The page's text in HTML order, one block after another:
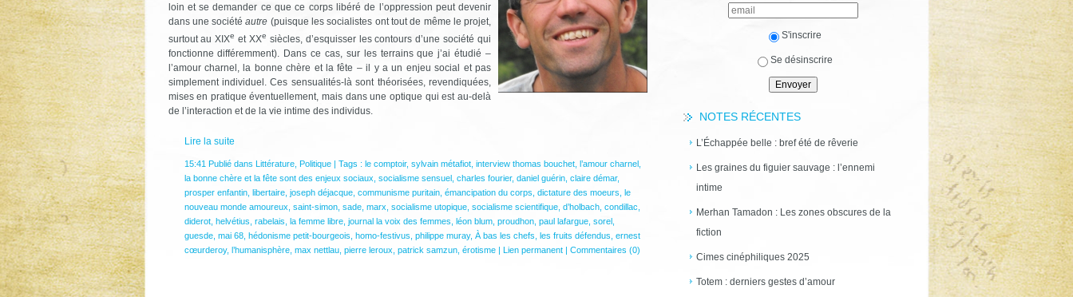
S'inscrire
Se désinscrire
NOTES RÉCENTES
L’Échappée belle : bref été de rêverie
Les graines du figuier sauvage : l’ennemi
intime
Merhan Tamadon : Les zones obscures de la
fiction
Cimes cinéphiliques 2025
Totem : derniers gestes d’amour
loin et se demander ce que ce corps libéré de l’oppression peut devenir
dans une sociétéautre (puisque les socialistes ont tout de même le projet,
surtout au XIXe et XXe siècles, d’esquisser les contours d’une société qui
fonctionne différemment). Dans ce cas, sur les terrains que j’ai étudié –
l’amour charnel, la bonne chère et la fête – il y a un enjeu social et pas
simplement individuel. Ces sensualités-là sont théorisées, revendiquées,
mises en pratique éventuellement, mais dans une optique qui est au-delà
de l’interaction et de la vie intime des individus.
Lire la suite
15:41 Publié dans Littérature, Politique| Tags : le comptoir, sylvain métafiot, interview thomas bouchet, l’amour charnel,
la bonne chère et la fête sont des enjeux sociaux socialisme sensuel, charles fourier, daniel guérin, claire démar,
prosper enfantin, libertaire, joseph déjacque, communisme puritain, émancipation du corps dictature des moeurs le
nouveau monde amoureux saint-simon, sade, marx socialisme utopique, socialisme scientifique, d’holbach, condillac
diderot, helvétius rabelais la femme libre, journal la voix des femmes léon blum, proudhon, paul lafargue, sorel,
guesde, mai 68, hédonisme petit-bourgeois homo-festivus philippe muray, À bas les chefs les fruits défendus ernest
cœurderoy, l’humanisphère, max nettlau, pierre leroux patrick samzun, érotisme| Lien permanent| Commentaires (0)